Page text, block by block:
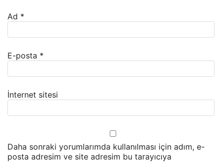
Ad *
E-posta *
İnternet sitesi
Daha sonraki yorumlarımda kullanılması için adım, e-
posta adresim ve site adresim bu tarayıcıya